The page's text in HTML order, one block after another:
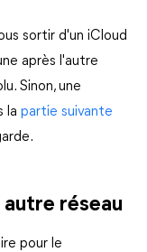
sortir d'un iCloud
après l'autre
Sinon, une
la partie suivante
autre réseau
pour le